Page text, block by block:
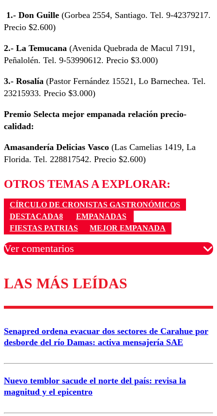
1.- Don Guille (Gorbea 2554, Santiago. Tel. 9-42379217.
Precio $2.600)
2.- La Temucana (Avenida Quebrada de Macul 7191,
Peñalolén. Tel. 9-53990612. Precio $3.000)
3.- Rosalía (Pastor Fernández 15521, Lo Barnechea. Tel.
23215933. Precio $3.000)
Premio Selecta mejor empanada relación precio-
calidad:
Amasandería Delicias Vasco (Las Camelias 1419, La
Florida. Tel. 228817542. Precio $2.600)
OTROS TEMAS A EXPLORAR:
CÍRCULO DE CRONISTAS GASTRONÓMICOS
DESTACADA8
EMPANADAS
FIESTAS PATRIAS
MEJOR EMPANADA
Ver comentarios
Los comentarios son moderados para garantizar un
diálogo respetuoso.
Nombre
Correo
LAS MÁS LEÍDAS
Senapred ordena evacuar dos sectores de Carahue por
desborde del río Damas: activa mensajería SAE
Nuevo temblor sacude el norte del país: revisa la
magnitud y el epicentro